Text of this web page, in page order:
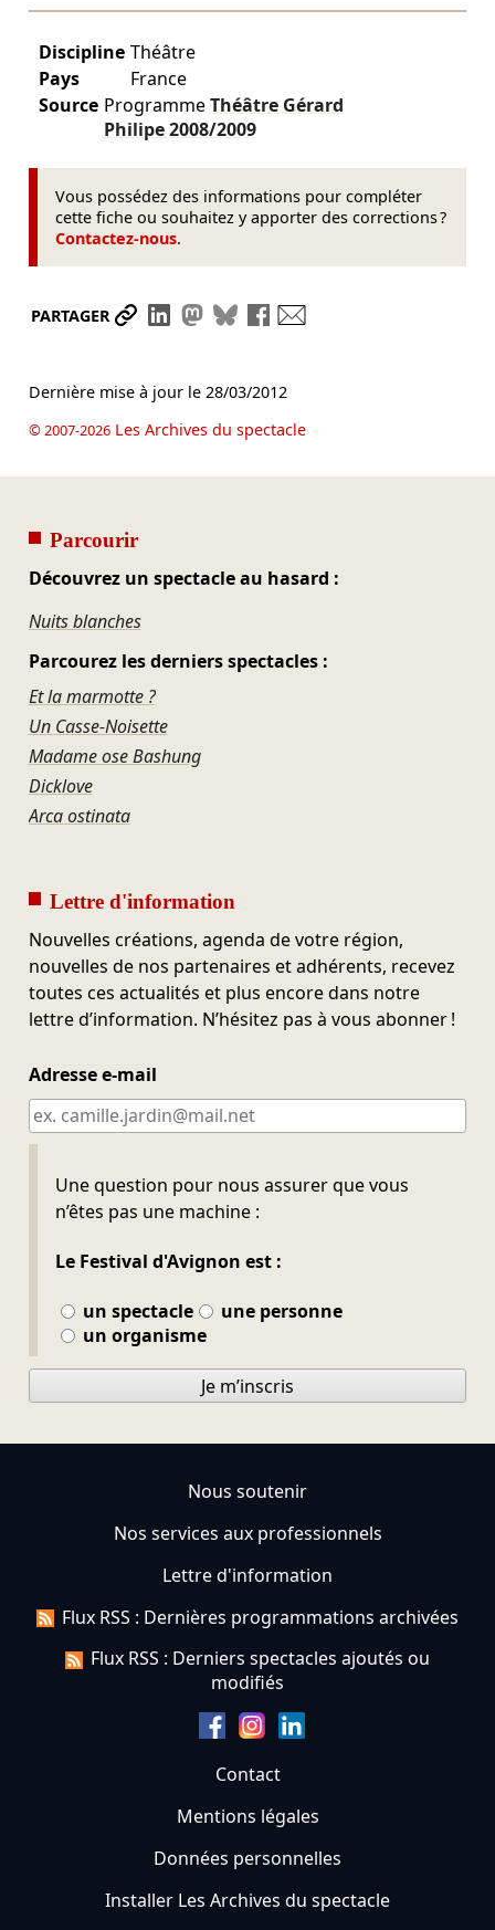
Discipline Théâtre
Pays
France
Source ProgrammeThéâtre Gérard
Philipe2008/2009
Vous possédez des informations pour compléter
cette fiche ou souhaitez y apporter des corrections ?
Contactez-nous.
PARTAGER Partager le lien
Partager sur LinkedIn
Partager sur Mastodon
Partager sur Bluesky
Partager sur Facebook
Dernière mise à jour le 28/03/2012
© 2007-2026Les Archives du spectacle
Parcourir
Découvrez un spectacle au hasard :
Nuits blanches
Parcourez les derniers spectacles :
Et la marmotte ?
Un Casse-Noisette
Madame ose Bashung
Dicklove
Arca ostinata
Lettre d'information
Nouvelles créations, agenda de votre région,
nouvelles de nos partenaires et adhérents, recevez
toutes ces actualités et plus encore dans notre
lettre d’information. N’hésitez pas à vous abonner !
Adresse e-mail
Une question pour nous assurer que vous
n’êtes pas une machine :
Le Festival d'Avignon est :
un spectacle
une personne
un organisme
Ne pas remplir
Je m’inscris
Nous soutenir
Nos services aux professionnels
Lettre d'information
Flux RSS : Dernières programmations archivées
Flux RSS : Derniers spectacles ajoutés ou
modifiés
Contact
Mentions légales
Données personnelles
Installer Les Archives du spectacle